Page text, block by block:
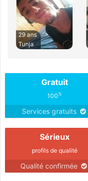
29 ans
Tunja
Gratuit
100%
Services gratuits
Sérieux
profils de qualité
Qualité confirmée